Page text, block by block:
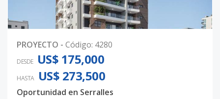
PROYECTO - Código: 4280
DESDE US$ 175,000
HASTA US$ 273,500
Oportunidad en Serralles